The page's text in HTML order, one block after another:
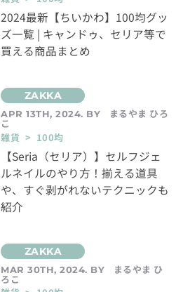
2024最新【ちいかわ】100均グッ
ズ一覧 | キャンドゥ、セリア等で
買える商品まとめ
APR 13TH, 2024. BY まるやま ひろ
こ
雑貨 > 100均
【Seria（セリア）】セルフジェ
ルネイルのやり方！揃える道具
や、すぐ剥がれないテクニックも
紹介
MAR 30TH, 2024. BY まるやま ひ
ろこ